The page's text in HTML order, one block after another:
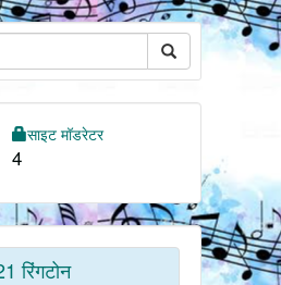
साइट मॉडरेटर
4
रिंगटोन